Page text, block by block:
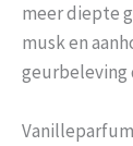
meer diepte
musk en
geurbeleving